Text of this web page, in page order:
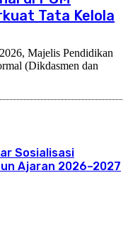
Tata Kelola
Majelis Pendidikan
(Dikdasmen dan
Sosialisasi
Ajaran 2026–2027